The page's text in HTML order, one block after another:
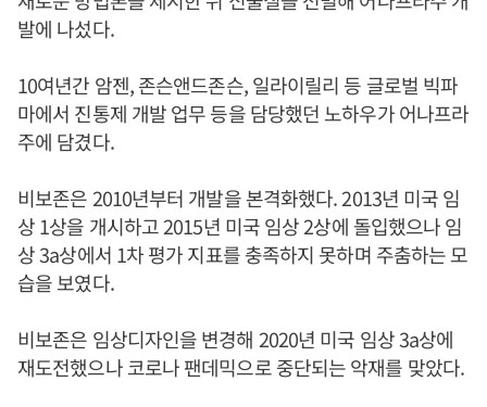
발에 나섰다.
10여년간 암젠, 존슨앤드존슨, 일라이릴리 등 글로벌 빅파
마에서 진통제 개발 업무 등을 담당했던 노하우가 어나프라
주에 담겼다.
비보존은 2010년부터 개발을 본격화했다. 2013년 미국 임
상 1상을 개시하고 2015년 미국 임상 2상에 돌입했으나 임
상 3a상에서 1차 평가 지표를 충족하지 못하며 주춤하는 모
습을 보였다.
비보존은 임상디자인을 변경해 2020년 미국 임상 3a상에
재도전했으나 코로나 팬데믹으로 중단되는 악재를 맞았다.